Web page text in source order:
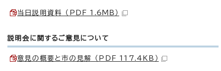
当日説明資料 （PDF 1.6MB）
説明会に関するご意見について
意見の概要と市の見解 （PDF 117.4KB）